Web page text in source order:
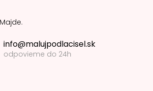
info@malujpodlacisel.sk
odpovieme do 24h